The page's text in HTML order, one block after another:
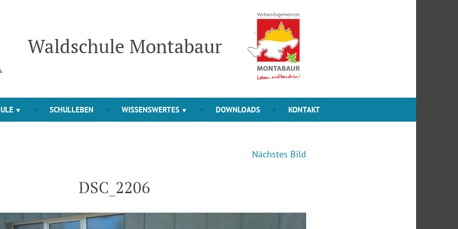
Waldschule Montabaur
SCHULLEBEN WISSENSWERTES DOWNLOADS KONTAKT
Nächstes Bild
DSC_2206